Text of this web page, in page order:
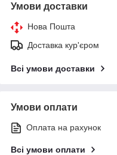
Умови доставки
Нова Пошта
Доставка кур'єром
Всі умови доставки
Умови оплати
Оплата на рахунок
Всі умови оплати